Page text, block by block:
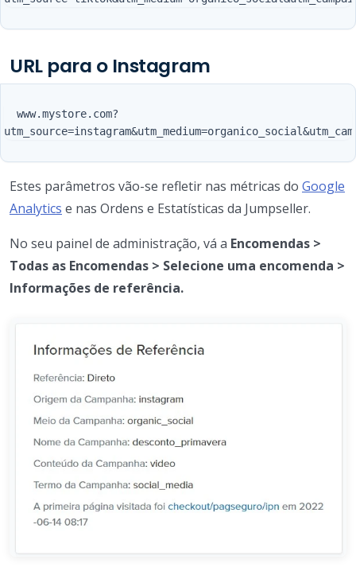
URL para o Instagram
  www.mystore.com?
Estes parâmetros vão-se refletir nas métricas do Google
Analytics e nas Ordens e Estatísticas da Jumpseller.
No seu painel de administração, vá a Encomendas >
Todas as Encomendas > Selecione uma encomenda >
Informações de referência.